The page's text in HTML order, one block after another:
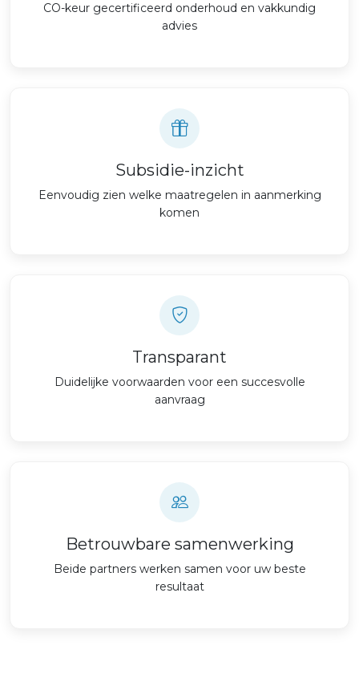
CO-keur gecertificeerd onderhoud en vakkundig
advies
Subsidie-inzicht
Eenvoudig zien welke maatregelen in aanmerking
komen
Transparant
Duidelijke voorwaarden voor een succesvolle
aanvraag
Betrouwbare samenwerking
Beide partners werken samen voor uw beste
resultaat